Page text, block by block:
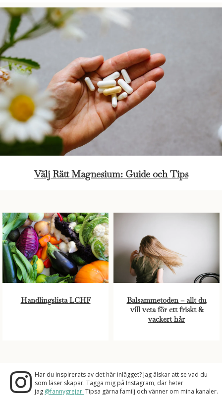
Välj Rätt Magnesium: Guide och Tips
Handlingslista LCHF
Balsammetoden – allt du
vill veta för ett friskt &
vackert hår
Har du inspirerats av det här inlägget? Jag älskar att se vad du
som läser skapar. Tagga mig på Instagram, där heter
jag @fannygrejar. Tipsa gärna familj och vänner om mina kanaler.